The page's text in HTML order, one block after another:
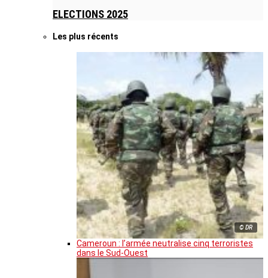
ELECTIONS 2025
Les plus récents
© DR
Cameroun : l’armée neutralise cinq terroristes
dans le Sud-Ouest